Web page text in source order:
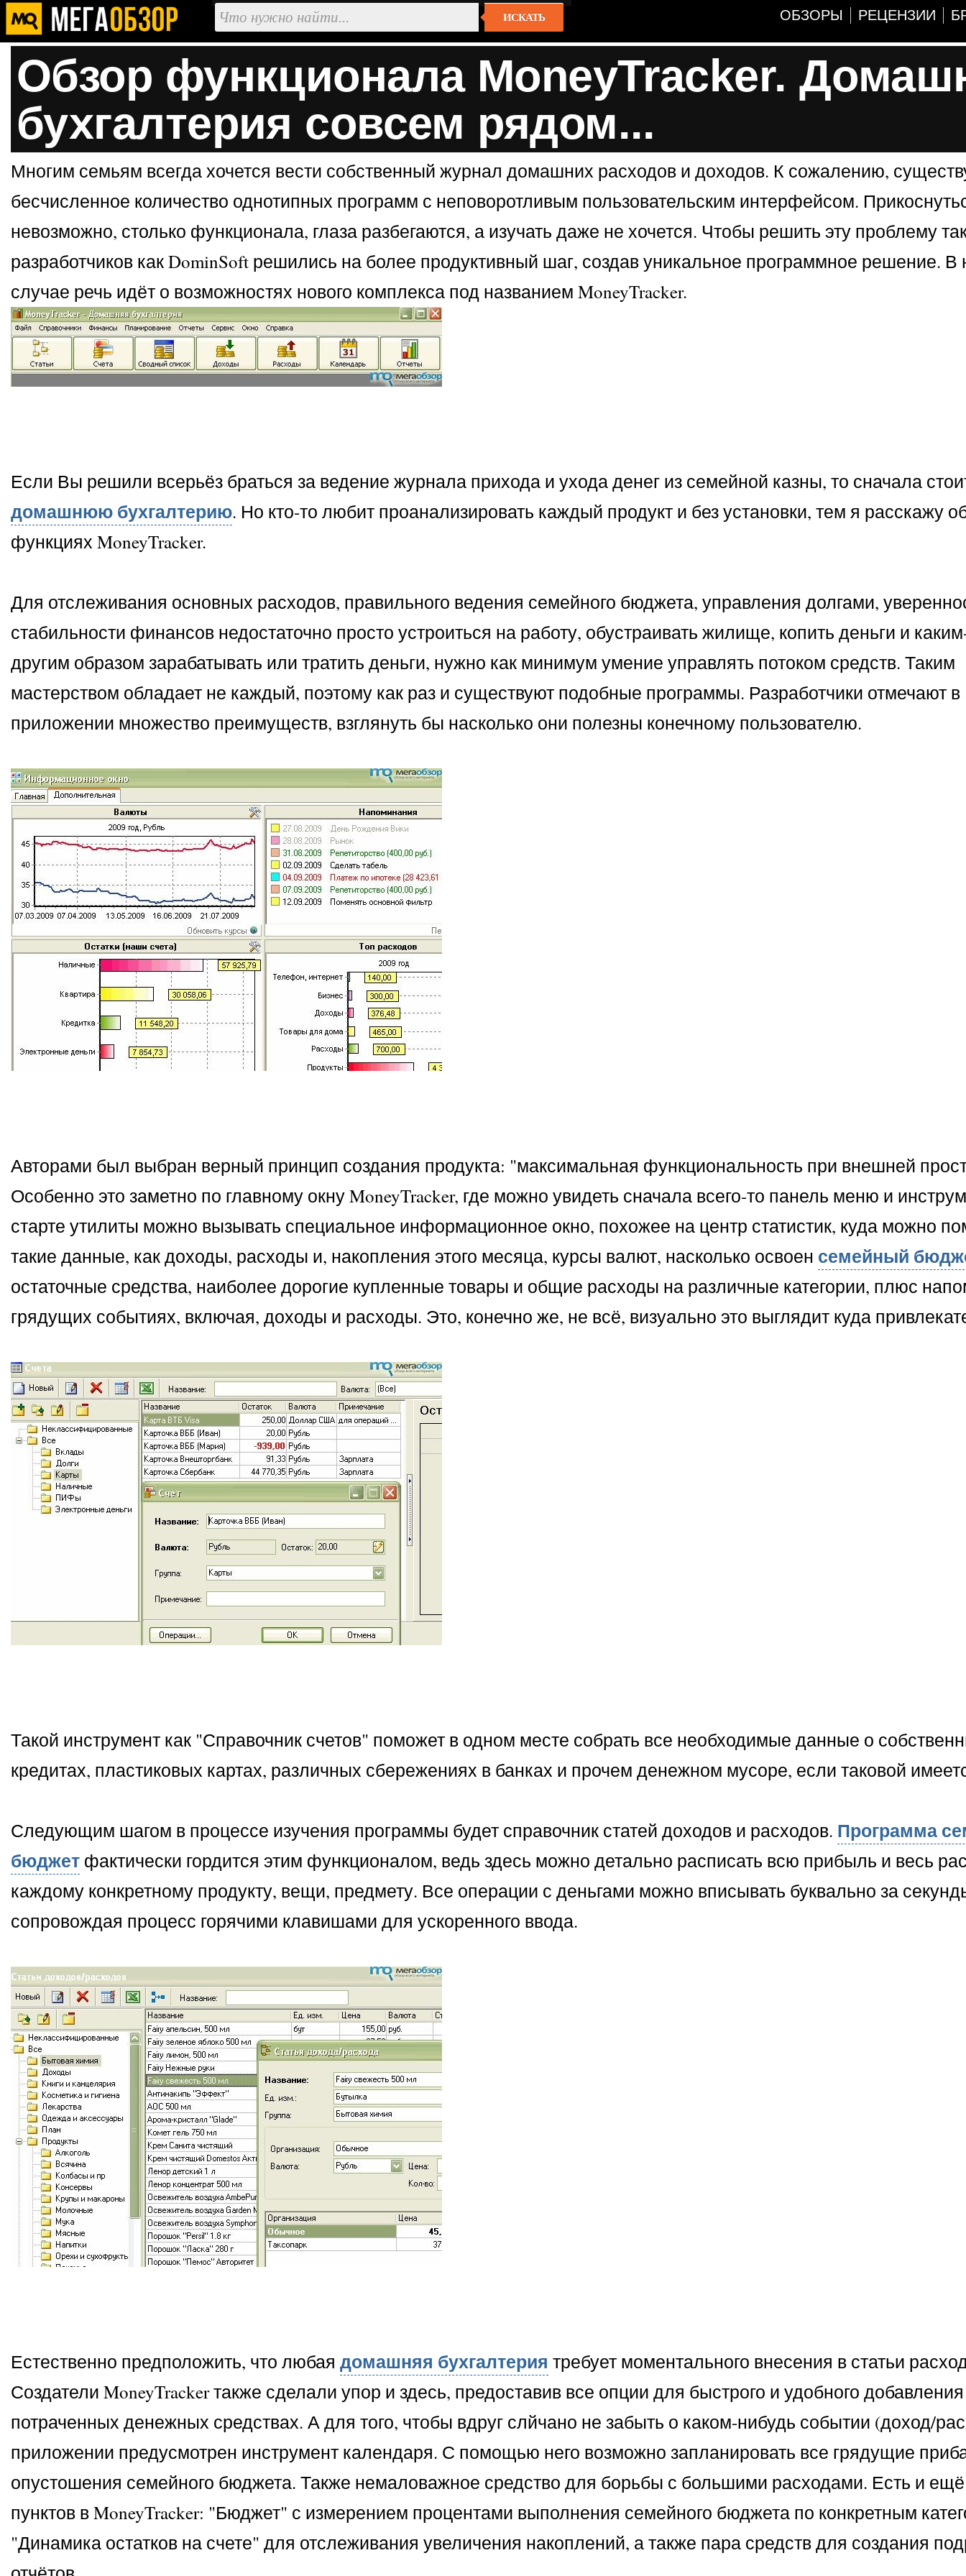
ИСКАТЬ ОБЗОРЫ РЕЦЕНЗИИ
Обзор функционала MoneyTracker.
бухгалтерия совсем рядом...
Многим семьям всегда хочется вести собственный журнал домашних расходов и доходов. К сожалению,
бесчисленное количество однотипных программ с неповоротливым пользовательским интерфейсом.
невозможно, столько функционала, глаза разбегаются, а изучать даже не хочется. Чтобы решить эту проблему
разработчиков как DominSoft решились на более продуктивный шаг, создав уникальное программное решение.
случае речь идёт о возможностях нового комплекса под названием MoneyTracker.
Если Вы решили всерьёз браться за ведение журнала прихода и ухода денег из семейной казны, то сначала
домашнюю бухгалтерию. Но кто-то любит проанализировать каждый продукт и без установки, тем я расскажу
функциях MoneyTracker.
Для отслеживания основных расходов, правильного ведения семейного бюджета, управления долгами,
стабильности финансов недостаточно просто устроиться на работу, обустраивать жилище, копить деньги и
другим образом зарабатывать или тратить деньги, нужно как минимум умение управлять потоком средств. Таким
мастерством обладает не каждый, поэтому как раз и существуют подобные программы. Разработчики отмечают в
приложении множество преимуществ, взглянуть бы насколько они полезны конечному пользователю.
Авторами был выбран верный принцип создания продукта: "максимальная функциональность при внешней
Особенно это заметно по главному окну MoneyTracker, где можно увидеть сначала всего-то панель меню и
старте утилиты можно вызывать специальное информационное окно, похожее на центр статистик, куда можно
такие данные, как доходы, расходы и, накопления этого месяца, курсы валют, насколько освоен семейный
остаточные средства, наиболее дорогие купленные товары и общие расходы на различные категории, плюс
грядущих событиях, включая, доходы и расходы. Это, конечно же, не всё, визуально это выглядит куда
Такой инструмент как "Справочник счетов" поможет в одном месте собрать все необходимые данные о
кредитах, пластиковых картах, различных сбережениях в банках и прочем денежном мусоре, если таковой
Следующим шагом в процессе изучения программы будет справочник статей доходов и расходов. Программа
бюджет фактически гордится этим функционалом, ведь здесь можно детально расписать всю прибыль и весь
каждому конкретному продукту, вещи, предмету. Все операции с деньгами можно вписывать буквально за
сопровождая процесс горячими клавишами для ускоренного ввода.
Естественно предположить, что любая домашняя бухгалтерия требует моментального внесения в статьи
Создатели MoneyTracker также сделали упор и здесь, предоставив все опции для быстрого и удобного
потраченных денежных средствах. А для того, чтобы вдруг слйчано не забыть о каком-нибудь событии (доход/
приложении предусмотрен инструмент календаря. С помощью него возможно запланировать все грядущие
опустошения семейного бюджета. Также немаловажное средство для борьбы с большими расходами. Есть и ещё
пунктов в MoneyTracker: "Бюджет" с измерением процентами выполнения семейного бюджета по конкретным
"Динамика остатков на счете" для отслеживания увеличения накоплений, а также пара средств для создания